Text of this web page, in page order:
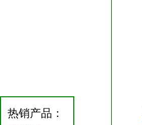
热销产品：